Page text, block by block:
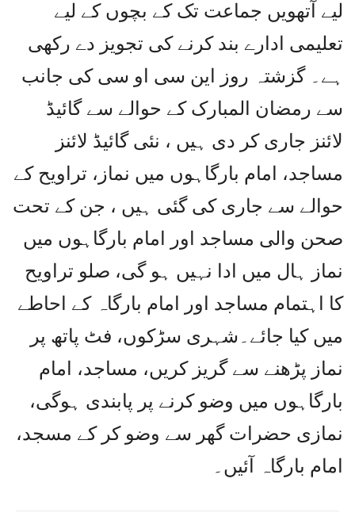
لیے آتھویں جماعت تک کے بچوں کے لیے
تعلیمی ادارے بند کرنے کی تجویز دے رکھی
ہے۔ گزشتہ روز این سی او سی کی جانب
سے رمضان المبارک کے حوالے سے گائیڈ
لائنز جاری کر دی ہیں ، نئی گائیڈ لائنز
مساجد، امام بارگاہوں میں نماز، تراویح کے
حوالے سے جاری کی گئی ہیں ، جن کے تحت
صحن والی مساجد اور امام بارگاہوں میں
نماز ہال میں ادا نہیں ہو گی، صلو تراویح
کا اہتمام مساجد اور امام بارگاہ کے احاطے
میں کیا جائے۔شہری سڑکوں، فٹ پاتھ پر
نماز پڑھنے سے گریز کریں، مساجد، امام
بارگاہوں میں وضو کرنے پر پابندی ہوگی،
نمازی حضرات گھر سے وضو کر کے مسجد،
امام بارگاہ آئیں۔